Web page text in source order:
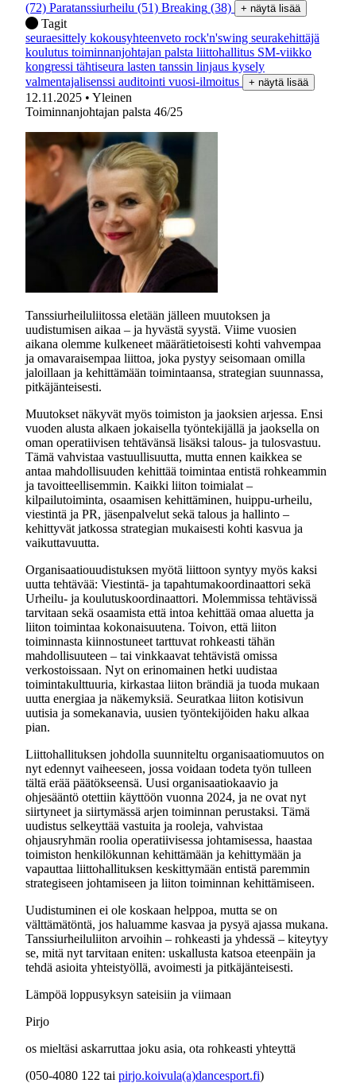
(72) Paratanssiurheilu (51) Breaking (38) + näytä lisää
Tagit
seuraesittely kokousyhteenveto rock'n'swing seurakehittäjä
koulutus toiminnanjohtajan palsta liittohallitus SM-viikko
kongressi tähtiseura lasten tanssin linjaus kysely
valmentajalisenssi auditointi vuosi-ilmoitus + näytä lisää
12.11.2025 • Yleinen
Toiminnanjohtajan palsta 46/25
Tanssiurheiluliitossa eletään jälleen muutoksen ja
uudistumisen aikaa – ja hyvästä syystä. Viime vuosien
aikana olemme kulkeneet määrätietoisesti kohti vahvempaa
ja omavaraisempaa liittoa, joka pystyy seisomaan omilla
jaloillaan ja kehittämään toimintaansa, strategian suunnassa,
pitkäjänteisesti.
Muutokset näkyvät myös toimiston ja jaoksien arjessa. Ensi
vuoden alusta alkaen jokaisella työntekijällä ja jaoksella on
oman operatiivisen tehtävänsä lisäksi talous- ja tulosvastuu.
Tämä vahvistaa vastuullisuutta, mutta ennen kaikkea se
antaa mahdollisuuden kehittää toimintaa entistä rohkeammin
ja tavoitteellisemmin. Kaikki liiton toimialat –
kilpailutoiminta, osaamisen kehittäminen, huippu-urheilu,
viestintä ja PR, jäsenpalvelut sekä talous ja hallinto –
kehittyvät jatkossa strategian mukaisesti kohti kasvua ja
vaikuttavuutta.
Organisaatiouudistuksen myötä liittoon syntyy myös kaksi
uutta tehtävää: Viestintä- ja tapahtumakoordinaattori sekä
Urheilu- ja koulutuskoordinaattori. Molemmissa tehtävissä
tarvitaan sekä osaamista että intoa kehittää omaa aluetta ja
liiton toimintaa kokonaisuutena. Toivon, että liiton
toiminnasta kiinnostuneet tarttuvat rohkeasti tähän
mahdollisuuteen – tai vinkkaavat tehtävistä omissa
verkostoissaan. Nyt on erinomainen hetki uudistaa
toimintakulttuuria, kirkastaa liiton brändiä ja tuoda mukaan
uutta energiaa ja näkemyksiä. Seuratkaa liiton kotisivun
uutisia ja somekanavia, uusien työntekijöiden haku alkaa
pian.
Liittohallituksen johdolla suunniteltu organisaatiomuutos on
nyt edennyt vaiheeseen, jossa voidaan todeta työn tulleen
tältä erää päätökseensä. Uusi organisaatiokaavio ja
ohjesääntö otettiin käyttöön vuonna 2024, ja ne ovat nyt
siirtyneet ja siirtymässä arjen toiminnan perustaksi. Tämä
uudistus selkeyttää vastuita ja rooleja, vahvistaa
ohjausryhmän roolia operatiivisessa johtamisessa, haastaa
toimiston henkilökunnan kehittämään ja kehittymään ja
vapauttaa liittohallituksen keskittymään entistä paremmin
strategiseen johtamiseen ja liiton toiminnan kehittämiseen.
Uudistuminen ei ole koskaan helppoa, mutta se on
välttämätöntä, jos haluamme kasvaa ja pysyä ajassa mukana.
Tanssiurheiluliiton arvoihin – rohkeasti ja yhdessä – kiteytyy
se, mitä nyt tarvitaan eniten: uskallusta katsoa eteenpäin ja
tehdä asioita yhteistyöllä, avoimesti ja pitkäjänteisesti.
Lämpöä loppusyksyn sateisiin ja viimaan
Pirjo
os mieltäsi askarruttaa joku asia, ota rohkeasti yhteyttä
(050-4080 122 tai pirjo.koivula(a)dancesport.fi)